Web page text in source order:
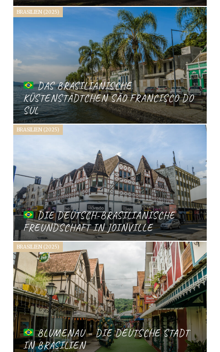
BRASILIEN (2025)
DAS BRASILIANISCHE
KÜSTENSTÄDTCHEN SÃO FRANCISCO DO
SUL
BRASILIEN (2025)
DIE DEUTSCH-BRASILIANISCHE
FREUNDSCHAFT IN JOINVILLE
BRASILIEN (2025)
BLUMENAU – DIE DEUTSCHE STADT
IN BRASILIEN